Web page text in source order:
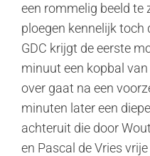
een rommelig beeld te
ploegen kennelijk toch
GDC krijgt de eerste
minuut een kopbal
over gaat na een
minuten later een
achteruit die door
en Pascal de Vries